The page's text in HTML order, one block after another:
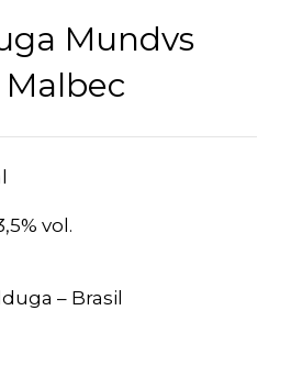
Mundvs
vol.
– Brasil